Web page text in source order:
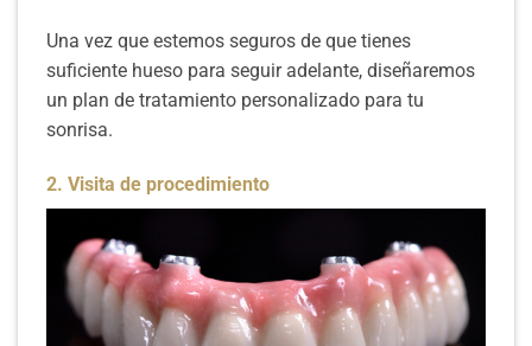
Una vez que estemos seguros de que tienes
suficiente hueso para seguir adelante, diseñaremos
un plan de tratamiento personalizado para tu
sonrisa.
2. Visita de procedimiento